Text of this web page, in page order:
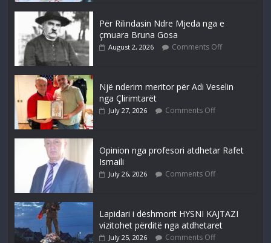
Për Rilindasin Ndre Mjeda nga e
çmuara Bruna Gosa
August 2, 2026 Comments Off
Një nderim meritor për Adi Veselin
nga Çlirimtarët
July 27, 2026 Comments Off
Opinion nga profesori atdhetar Rafet
Ismaili
July 26, 2026 Comments Off
Lapidari i dëshmorit HYSNI KAJTAZI
vizitohet përditë nga atdhetaret
July 25, 2026 Comments Off